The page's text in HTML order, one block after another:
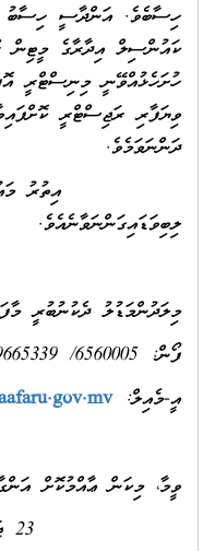
ހިސާބެވެ. އަންދާސީ ހިސާބު
ކައުންސިލް އިދާރާގެ
ހުށަހެޅުއްވޭނީ މިނިސްޓްރީ
ވިޔަފާރި ރަޖިސްޓްރީ
ދަންނަވަމެވެ.
އިތުރު މަޢުލޫމާތު
ލިބިވަޑައިގަންނަވާނެއެވެ.
މިލަދުންމަޑުލު ދެކުނުބުރީ
ފޯން: 6560005/ 9665339
އީ-މެއިލް:
ވީމާ، މިކަން ޢާއްމުކޮށް
23 ޖަނަވަރީ 2026